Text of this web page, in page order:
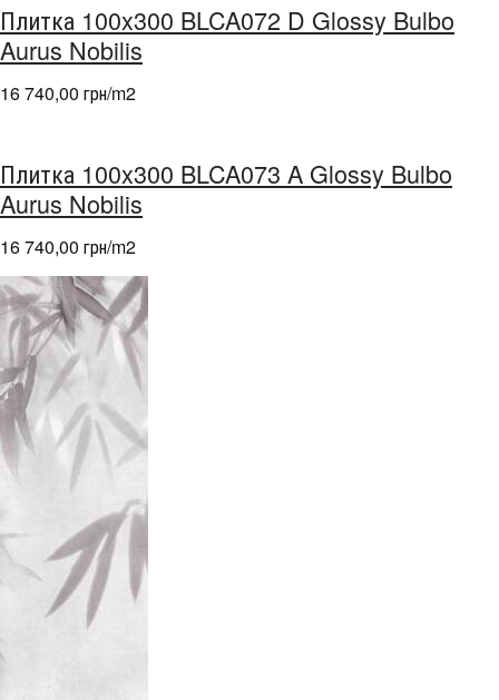
Плитка 100x300 BLCA072 D Glossy Bulbo
Aurus Nobilis
16 740,00 грн/m2
Плитка 100x300 BLCA073 A Glossy Bulbo
Aurus Nobilis
16 740,00 грн/m2